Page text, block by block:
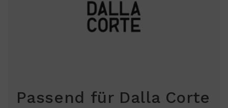
Passend für Dalla Corte